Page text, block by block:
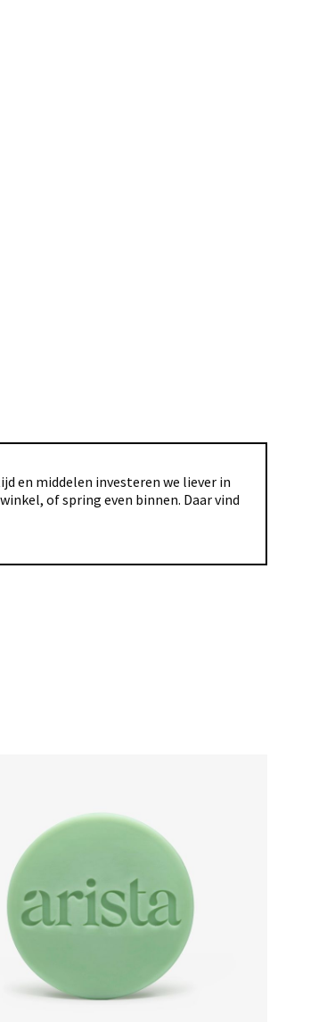
en middelen investeren we liever in
of spring even binnen. Daar vind